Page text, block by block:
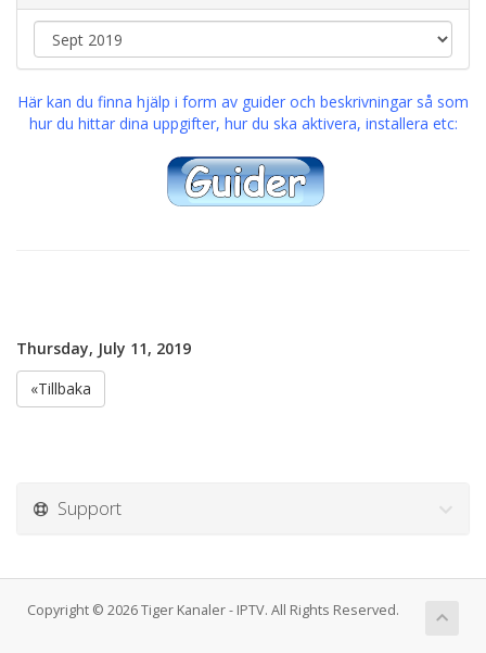
Här kan du finna hjälp i form av guider och beskrivningar så som
hur du hittar dina uppgifter, hur du ska aktivera, installera etc:
Thursday, July 11, 2019
«Tillbaka
Support
Copyright © 2026 Tiger Kanaler - IPTV. All Rights Reserved.